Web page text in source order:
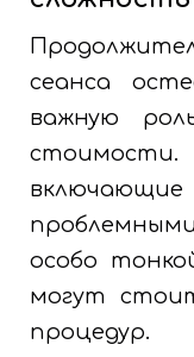
сеанса
важную
особо
могут
процедур.